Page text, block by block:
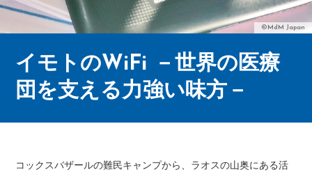
©MdM Japan
イモトのWiFi －世界の医療
団を支える力強い味方－
コックスバザールの難民キャンプから、ラオスの山奥にある活